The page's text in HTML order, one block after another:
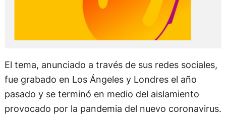
fue grabado en Los Ángeles y Londres el año
pasado y se terminó en medio del aislamiento
provocado por la pandemia del nuevo coronavirus.
Fue compuesto por el habitual tándem
Jagger/Keith Richards,
yterminada durante el
aislamiento, en Los Angeles y Londres.